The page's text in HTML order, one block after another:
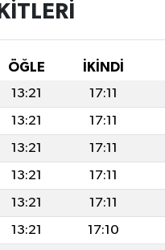
ÖĞLE İKINDI
13:21 17:11
13:21 17:11
13:21 17:11
13:21 17:11
13:21 17:11
13:21 17:10